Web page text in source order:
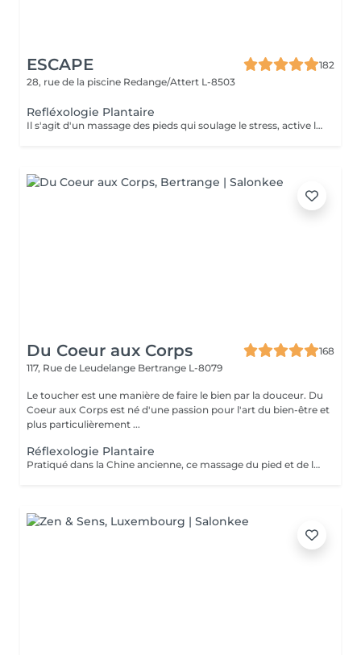
ESCAPE
182
28, rue de la piscine Redange/Attert L-8503
Refléxologie Plantaire
Il s'agit d'un massage des pieds qui soulage le stress, active la circulation corporelle et le système immunitaire. Cette méthode est contre-indiquée aux femmes enceintes. BÉNÉFICES DE LA RÉFLEXOLOGIE PODALE Promeut la relaxation et soulage le stress. Améliore la circulation sanguine en activant le système immunitaire. Les pieds sont une zone du corps souvent oubliée et maltraitée alors que grâce à eux nous avançons sur le long chemin de la vie qui nous mène à nos buts, à nos rêves ; il serait donc bon de les chouchouter eux aussi.
Du Coeur aux Corps
168
117, Rue de Leudelange Bertrange L-8079
Le toucher est une manière de faire le bien par la douceur. Du
Coeur aux Corps est né d'une passion pour l'art du bien-être et
plus particulièrement ...
Réflexologie Plantaire
Pratiqué dans la Chine ancienne, ce massage du pied et de la voûte plantaire utilise le processus d'auto-guérison. Il soulage, énergise et harmonise le corps par des pressions localisées sur les pieds. Un massage qui fait écho dans le corps entier.